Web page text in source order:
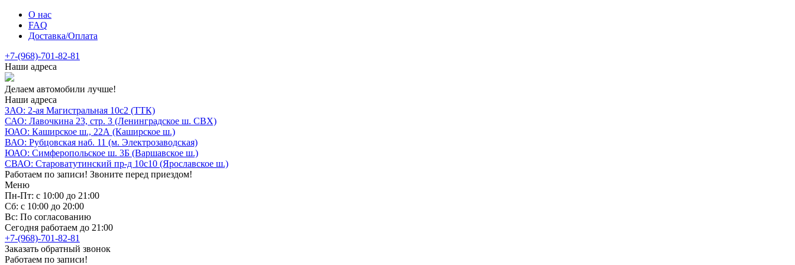
О нас
FAQ
Доставка/Оплата
+7-(968)-701-82-81
Наши адреса
Делаем автомобили лучше!
Наши адреса
ЗАО: 2-ая Магистральная 10с2 (ТТК)
САО: Лавочкина 23, стр. 3 (Ленинградское ш. СВХ)
ЮАО: Каширское ш., 22А (Каширское ш.)
ВАО: Рубцовская наб. 11 (м. Электрозаводская)
ЮАО: Симферопольское ш. 3Б (Варшавское ш.)
СВАО: Староватутинский пр-д 10с10 (Ярославское ш.)
Работаем по записи! Звоните перед приездом!
Меню
Пн-Пт: с 10:00 до 21:00
Сб: с 10:00 до 20:00
Вс: По согласованию
Сегодня работаем до 21:00
+7-(968)-701-82-81
Заказать обратный звонок
Работаем по записи!